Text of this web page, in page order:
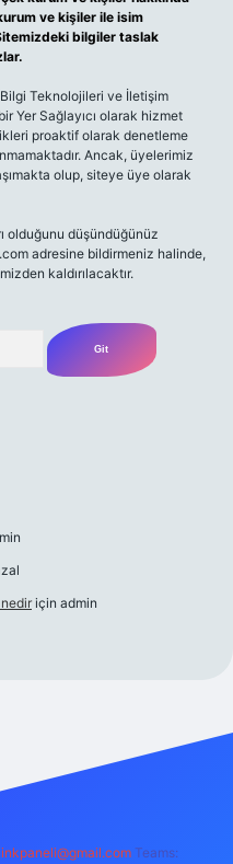
ve kişiler ile isim
bilgiler taslak
Teknolojileri ve İletişim
Yer Sağlayıcı olarak hizmet
proaktif olarak denetleme
Ancak, üyelerimiz
olup, siteye üye olarak
olduğunu düşündüğünüz
adresine bildirmeniz halinde,
kaldırılacaktır.
için admin
Teams: